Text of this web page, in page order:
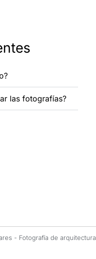
las fotografías?
- Fotografía de arquitectura